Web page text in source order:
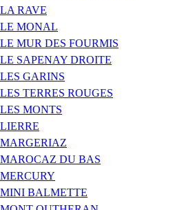
LA RAVE
LE MONAL
LE MUR DES FOURMIS
LE SAPENAY DROITE
LES GARINS
LES TERRES ROUGES
LES MONTS
LIERRE
MARGERIAZ
MAROCAZ DU BAS
MERCURY
MINI BALMETTE